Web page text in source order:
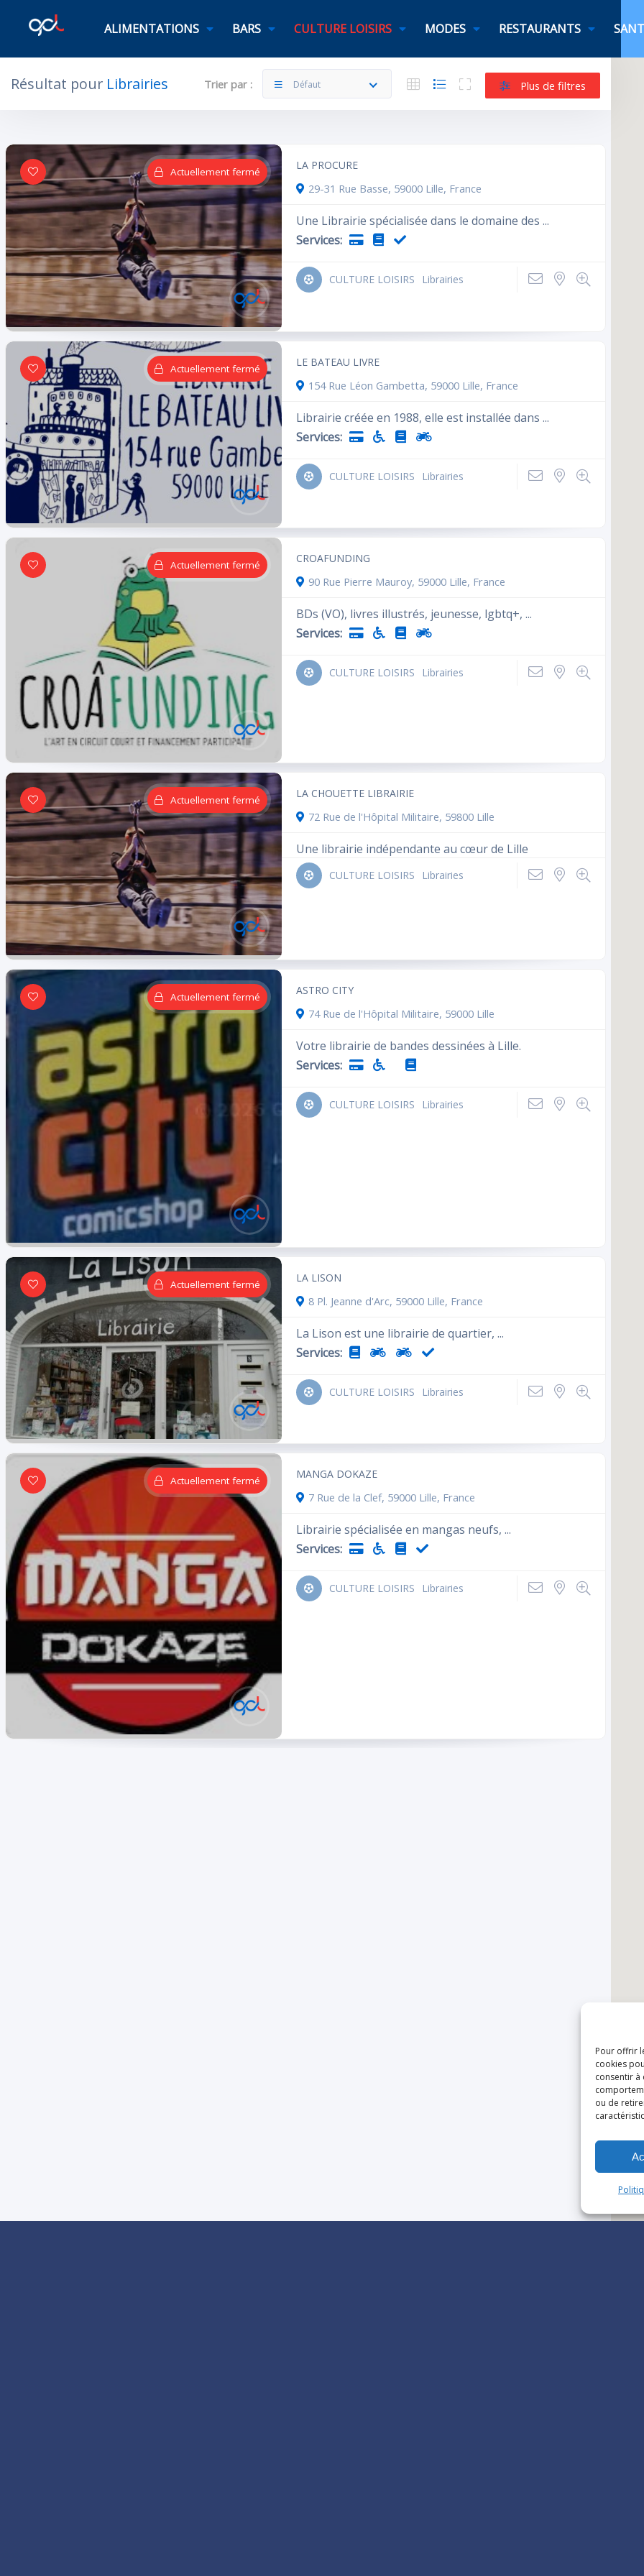
Pour offrir
cookies
consentir à
ou de
ALIMENTATIONS BARS CULTURE LOISIRS MODES RESTAURANTS
Filtres Catégories
Dans quelle catégorie ?
Rechercher
Cliquez ici pour les établissements
ouverts actuellement
Équipements
Accepte
la carte
bancaire
Accessoires Alcool
à vélo
Ascenseur
Coin
Wifi
Proche
métro
Réservations
Espace
fumeur
Sport
handicapé
Réinitialiser les filtres
Résultat pour Librairies Trier par : Défaut Plus de filtres
Actuellement fermé LA PROCURE
29-31 Rue Basse, 59000 Lille, France
Une Librairie spécialisée dans le domaine des ...
Services:
CULTURE LOISIRS Librairies
Actuellement fermé LE BATEAU LIVRE
154 Rue Léon Gambetta, 59000 Lille, France
Librairie créée en 1988, elle est installée dans ...
Services:
CULTURE LOISIRS Librairies
Actuellement fermé CROAFUNDING
90 Rue Pierre Mauroy, 59000 Lille, France
BDs (VO), livres illustrés, jeunesse, lgbtq+, ...
Services:
CULTURE LOISIRS Librairies
Actuellement fermé LA CHOUETTE LIBRAIRIE
72 Rue de l'Hôpital Militaire, 59800 Lille
Une librairie indépendante au cœur de Lille
CULTURE LOISIRS Librairies
Actuellement fermé ASTRO CITY
74 Rue de l'Hôpital Militaire, 59000 Lille
Votre librairie de bandes dessinées à Lille.
Services:
CULTURE LOISIRS Librairies
Actuellement fermé LA LISON
8 Pl. Jeanne d'Arc, 59000 Lille, France
La Lison est une librairie de quartier, ...
Services:
CULTURE LOISIRS Librairies
Actuellement fermé MANGA DOKAZE
7 Rue de la Clef, 59000 Lille, France
Librairie spécialisée en mangas neufs, ...
Services:
CULTURE LOISIRS Librairies